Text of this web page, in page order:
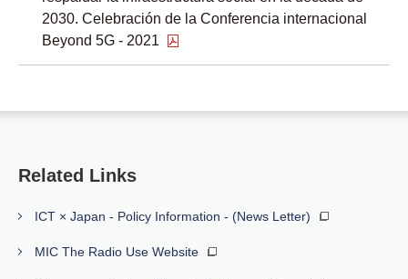
2030. Celebración de la Conferencia internacional
Beyond 5G - 2021
Related Links
ICT × Japan - Policy Information - (News Letter)
MIC The Radio Use Website